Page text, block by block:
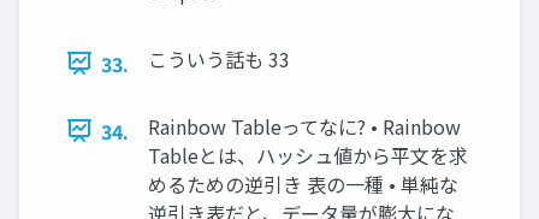
33. こういう話も 33
34.
Rainbow Tableってなに? • Rainbow
Tableとは、ハッシュ値から平文を求
めるための逆引き 表の一種 • 単純な
逆引き表だと、データ量が膨大にな